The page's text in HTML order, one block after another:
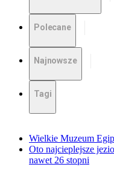
Polecane
Najnowsze
Tagi
Wielkie Muzeum
Oto najcieplejsze
nawet 26 stopni